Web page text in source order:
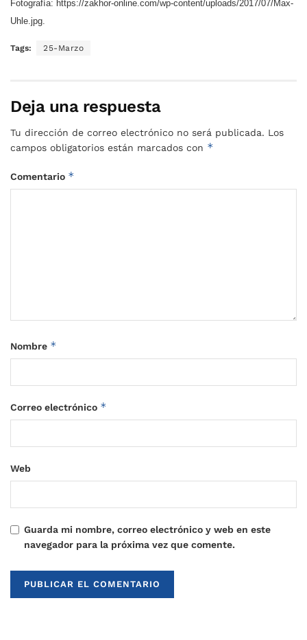
Fotografía: https://zakhor-online.com/wp-content/uploads/2017/07/Max-
Uhle.jpg.
Tags: 25-Marzo
Deja una respuesta
Tu dirección de correo electrónico no será publicada. Los
campos obligatorios están marcados con *
Comentario *
Nombre *
Correo electrónico *
Web
Guarda mi nombre, correo electrónico y web en este
navegador para la próxima vez que comente.